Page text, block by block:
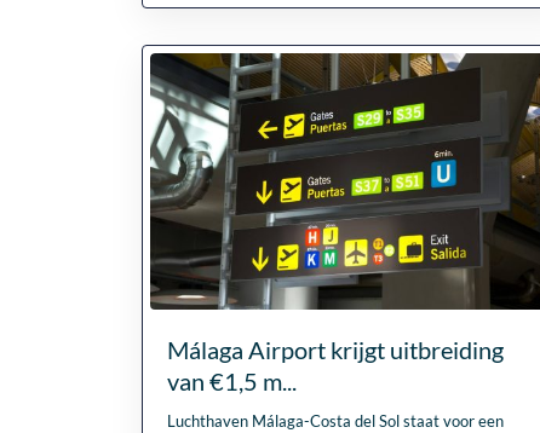
Málaga Airport krijgt uitbreiding
van €1,5 m...
Luchthaven Málaga-Costa del Sol staat voor een